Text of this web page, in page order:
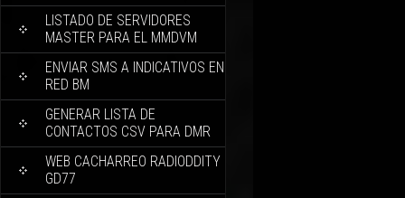
LISTADO DE SERVIDORES
MASTER PARA EL MMDVM
ENVIAR SMS A INDICATIVOS EN
RED BM
GENERAR LISTA DE
CONTACTOS CSV PARA DMR
WEB CACHARREO RADIODDITY
GD77